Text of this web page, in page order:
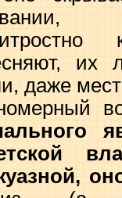
их
даже